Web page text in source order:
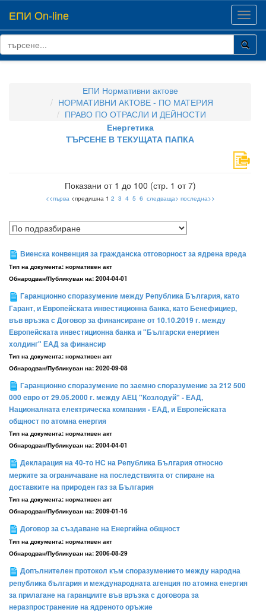
ЕПИ On-line
ЕПИ Нормативни актове
НОРМАТИВНИ АКТОВЕ - ПО МАТЕРИЯ
ПРАВО ПО ОТРАСЛИ И ДЕЙНОСТИ
Енергетика
ТЪРСЕНЕ В ТЕКУЩАТА ПАПКА
Показани от 1 до 100 (стр. 1 от 7)
<<първа<предишна 1 2 3 4 5 6 следваща> последна>>
Виенска конвенция за гражданска отговорност за ядрена вреда
Тип на документа: нормативен акт
Обнародван/Публикуван на: 2004-04-01
Гаранционно споразумение между Република България, като
Гарант, и Европейската инвестиционна банка, като Бенефициер,
във връзка с Договор за финансиране от 10.10.2019 г. между
Европейската инвестиционна банка и "Български енергиен
холдинг" ЕАД за финансир
Тип на документа: нормативен акт
Обнародван/Публикуван на: 2020-09-08
Гаранционно споразумение по заемно споразумение за 212 500
000 евро от 29.05.2000 г. между АЕЦ "Козлодуй" - ЕАД,
Националната електрическа компания - ЕАД, и Европейската
общност по атомна енергия
Тип на документа: нормативен акт
Обнародван/Публикуван на: 2004-04-01
Декларация на 40-то НС на Република България относно
мерките за ограничаване на последствията от спиране на
доставките на природен газ за България
Тип на документа: нормативен акт
Обнародван/Публикуван на: 2009-01-16
Договор за създаване на Енергийна общност
Тип на документа: нормативен акт
Обнародван/Публикуван на: 2006-08-29
Допълнителен протокол към споразумението между народна
република българия и международната агенция по атомна енергия
за прилагане на гаранциите във връзка с договора за
неразпространение на ядреното оръжие